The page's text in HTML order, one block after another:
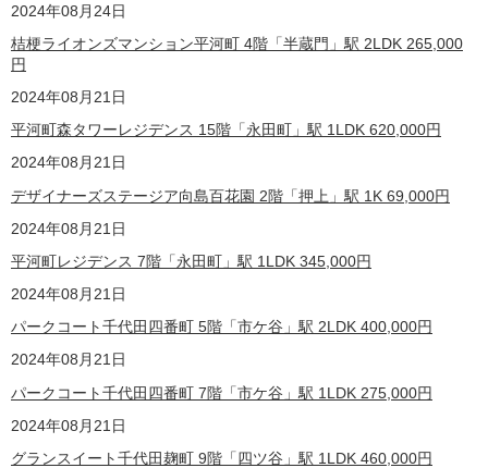
2024年08月24日
桔梗ライオンズマンション平河町 4階「半蔵門」駅 2LDK 265,000
円
2024年08月21日
平河町森タワーレジデンス 15階「永田町」駅 1LDK 620,000円
2024年08月21日
デザイナーズステージア向島百花園 2階 「押上」駅 1K 69,000円
2024年08月21日
平河町レジデンス 7階 「永田町」駅 1LDK 345,000円
2024年08月21日
パークコート千代田四番町 5階 「市ケ谷」駅 2LDK 400,000円
2024年08月21日
パークコート千代田四番町 7階「市ケ谷」駅 1LDK 275,000円
2024年08月21日
グランスイート千代田麹町 9階 「四ツ谷」駅 1LDK 460,000円